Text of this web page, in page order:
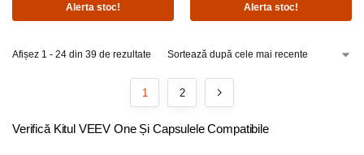
Alerta stoc! Alerta stoc!
Afișez 1 - 24 din 39 de rezultate
1 2
Verifică Kitul VEEV One Și Capsulele Compatibile